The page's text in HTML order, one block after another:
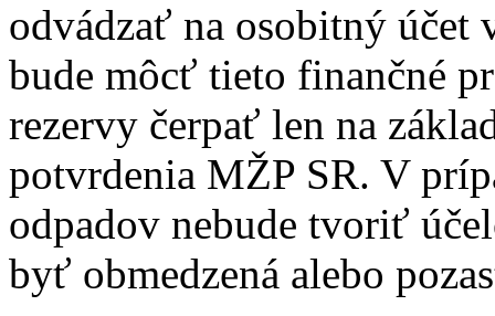
odvádzať na osobitný účet
bude môcť tieto finančné
rezervy čerpať len na
potvrdenia MŽP SR. V
odpadov nebude tvoriť
byť obmedzená alebo